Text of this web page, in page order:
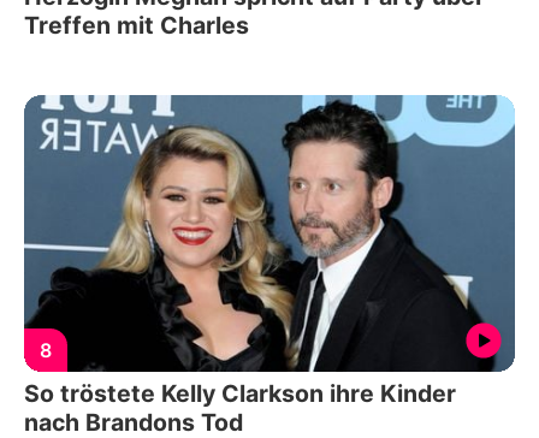
Treffen mit Charles
8
So tröstete Kelly Clarkson ihre Kinder
nach Brandons Tod